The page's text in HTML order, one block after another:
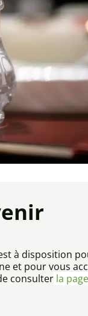
à disposition
et pour vous
consulter la